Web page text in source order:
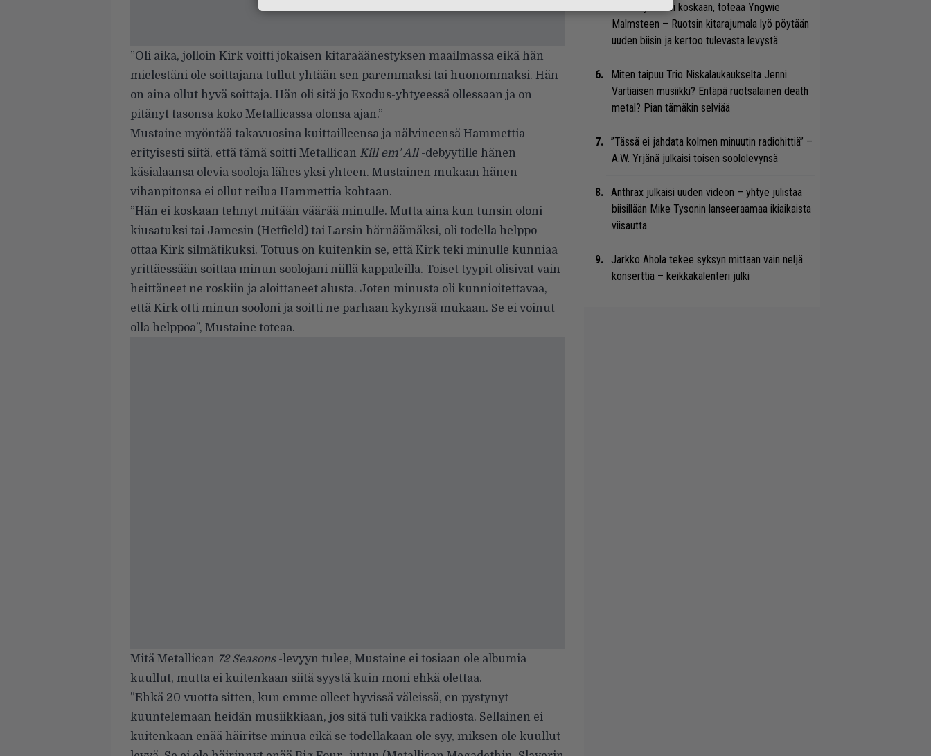
”Oli aika, jolloin Kirk voitti jokaisen kitaraäänestyksen maailmassa eikä hän
mielestäni ole soittajana tullut yhtään sen paremmaksi tai huonommaksi. Hän
on aina ollut hyvä soittaja. Hän oli sitä jo Exodus-yhtyeessä ollessaan ja on
pitänyt tasonsa koko Metallicassa olonsa ajan.”
Mustaine myöntää takavuosina kuittailleensa ja nälvineensä Hammettia
erityisesti siitä, että tämä soitti Metallican Kill em’ All-debyytille hänen
käsialaansa olevia sooloja lähes yksi yhteen. Mustainen mukaan hänen
vihanpitonsa ei ollut reilua Hammettia kohtaan.
”Hän ei koskaan tehnyt mitään väärää minulle. Mutta aina kun tunsin oloni
kiusatuksi tai Jamesin (Hetfield) tai Larsin härnäämäksi, oli todella helppo
ottaa Kirk silmätikuksi. Totuus on kuitenkin se, että Kirk teki minulle kunniaa
yrittäessään soittaa minun soolojani niillä kappaleilla. Toiset tyypit olisivat vain
heittäneet ne roskiin ja aloittaneet alusta. Joten minusta oli kunnioitettavaa,
että Kirk otti minun sooloni ja soitti ne parhaan kykynsä mukaan. Se ei voinut
olla helppoa”, Mustaine toteaa.
Mitä Metallican 72 Seasons-levyyn tulee, Mustaine ei tosiaan ole albumia
kuullut, mutta ei kuitenkaan siitä syystä kuin moni ehkä olettaa.
”Ehkä 20 vuotta sitten, kun emme olleet hyvissä väleissä, en pystynyt
kuuntelemaan heidän musiikkiaan, jos sitä tuli vaikka radiosta. Sellainen ei
kuitenkaan enää häiritse minua eikä se todellakaan ole syy, miksen ole kuullut
Se on nyt tai ei koskaan, toteaa Yngwie
Malmsteen – Ruotsin kitarajumala lyö pöytään
uuden biisin ja kertoo tulevasta levystä
Miten taipuu Trio Niskalaukaukselta Jenni
Vartiaisen musiikki? Entäpä ruotsalainen death
metal? Pian tämäkin selviää
”Tässä ei jahdata kolmen minuutin radiohittiä” –
A.W. Yrjänä julkaisi toisen soololevynsä
Anthrax julkaisi uuden videon – yhtye julistaa
biisillään Mike Tysonin lanseeraamaa ikiaikaista
viisautta
Jarkko Ahola tekee syksyn mittaan vain neljä
konserttia – keikkakalenteri julki